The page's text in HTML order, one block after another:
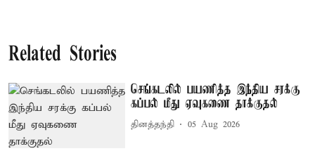
Related Stories
செங்கடலில் பயணித்த இந்திய சரக்கு
கப்பல் மீது ஏவுகணை தாக்குதல்
தினத்தந்தி 05 Aug 2026